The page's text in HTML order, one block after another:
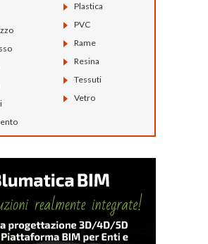
Plastica
PVC
Rame
Resina
Tessuti
Vetro